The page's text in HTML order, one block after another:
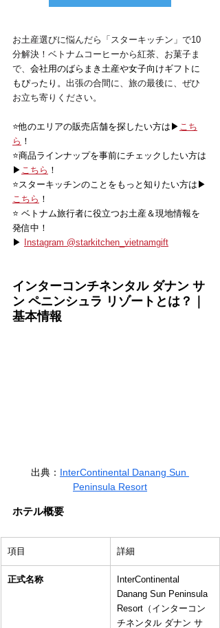
お土産選びに悩んだら「スターキッチン」で10
分解決！ベトナムコーヒーから紅茶、お菓子ま
で、 会社用のばらまき土産や女子向けギフトに
もぴったり。 出張の合間に、旅の最後に、ぜひ
お立ち寄りください。
⭐️他のエリアの販売店舗を探したい方は▶ こち
ら ！
⭐️商品ラインナップを事前にチェックしたい方は
▶ こちら ！
⭐️スターキッチンのことをもっと知りたい方は▶
こちら ！
⭐️ ベトナム旅行者に役立つお土産＆現地情報を
発信中！
▶ Instagram @starkitchen_vietnamgift
インターコンチネンタル ダナン サ
ン ペニンシュラ リゾート とは？｜
基本情報
出典： InterContinental Danang Sun
Peninsula Resort
ホテル概要
項目 詳細
正式名称
InterContinental
Danang Sun Peninsula
Resort（インターコン
チネンタル ダナン サ